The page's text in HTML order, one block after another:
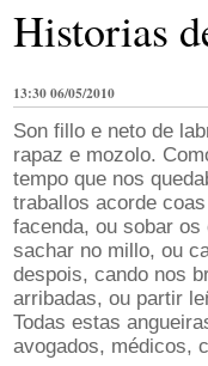
Historias
13:30 06/05/2010
Son fillo e neto de
rapaz e mozolo.
tempo que nos
traballos acorde
facenda, ou sobar
sachar no millo, ou
despois, cando nos
arribadas, ou partir
Todas estas
avogados, médicos,